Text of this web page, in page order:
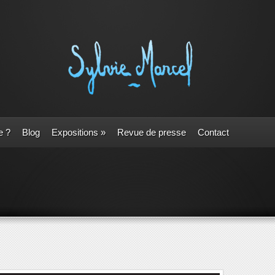
? Blog Expositions » Revue de presse Contact